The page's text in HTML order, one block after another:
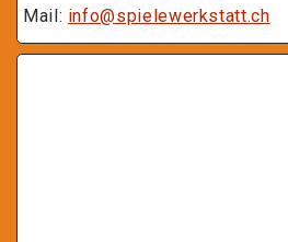
Mail: info@spielewerkstatt.ch